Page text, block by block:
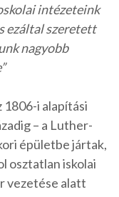
intézeteink
ezáltal szeretett
nagyobb
1806-i alapítási
– a Luther-
épületbe jártak,
osztatlan iskolai
vezetése alatt